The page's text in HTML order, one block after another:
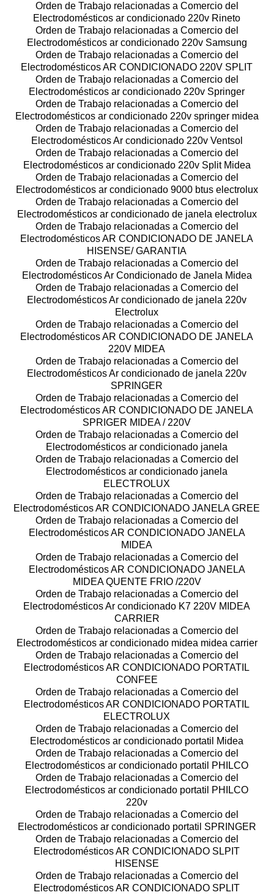
Orden de Trabajo relacionadas a Comercio del
Electrodomésticos ar condicionado 220v Rineto
Orden de Trabajo relacionadas a Comercio del
Electrodomésticos ar condicionado 220v Samsung
Orden de Trabajo relacionadas a Comercio del
Electrodomésticos AR CONDICIONADO 220V SPLIT
Orden de Trabajo relacionadas a Comercio del
Electrodomésticos ar condicionado 220v Springer
Orden de Trabajo relacionadas a Comercio del
Electrodomésticos ar condicionado 220v springer midea
Orden de Trabajo relacionadas a Comercio del
Electrodomésticos Ar condicionado 220v Ventsol
Orden de Trabajo relacionadas a Comercio del
Electrodomésticos ar condicionado 220v Split Midea
Orden de Trabajo relacionadas a Comercio del
Electrodomésticos ar condicionado 9000 btus electrolux
Orden de Trabajo relacionadas a Comercio del
Electrodomésticos ar condicionado de janela electrolux
Orden de Trabajo relacionadas a Comercio del
Electrodomésticos AR CONDICIONADO DE JANELA
HISENSE/ GARANTIA
Orden de Trabajo relacionadas a Comercio del
Electrodomésticos Ar Condicionado de Janela Midea
Orden de Trabajo relacionadas a Comercio del
Electrodomésticos Ar condicionado de janela 220v
Electrolux
Orden de Trabajo relacionadas a Comercio del
Electrodomésticos AR CONDICIONADO DE JANELA
220V MIDEA
Orden de Trabajo relacionadas a Comercio del
Electrodomésticos Ar condicionado de janela 220v
SPRINGER
Orden de Trabajo relacionadas a Comercio del
Electrodomésticos AR CONDICIONADO DE JANELA
SPRIGER MIDEA / 220V
Orden de Trabajo relacionadas a Comercio del
Electrodomésticos ar condicionado janela
Orden de Trabajo relacionadas a Comercio del
Electrodomésticos ar condicionado janela
ELECTROLUX
Orden de Trabajo relacionadas a Comercio del
Electrodomésticos AR CONDICIONADO JANELA GREE
Orden de Trabajo relacionadas a Comercio del
Electrodomésticos AR CONDICIONADO JANELA
MIDEA
Orden de Trabajo relacionadas a Comercio del
Electrodomésticos AR CONDICIONADO JANELA
MIDEA QUENTE FRIO /220V
Orden de Trabajo relacionadas a Comercio del
Electrodomésticos Ar condicionado K7 220V MIDEA
CARRIER
Orden de Trabajo relacionadas a Comercio del
Electrodomésticos ar condicionado midea midea carrier
Orden de Trabajo relacionadas a Comercio del
Electrodomésticos AR CONDICIONADO PORTATIL
CONFEE
Orden de Trabajo relacionadas a Comercio del
Electrodomésticos AR CONDICIONADO PORTATIL
ELECTROLUX
Orden de Trabajo relacionadas a Comercio del
Electrodomésticos ar condicionado portatil Midea
Orden de Trabajo relacionadas a Comercio del
Electrodomésticos ar condicionado portatil PHILCO
Orden de Trabajo relacionadas a Comercio del
Electrodomésticos ar condicionado portatil PHILCO
220v
Orden de Trabajo relacionadas a Comercio del
Electrodomésticos ar condicionado portatil SPRINGER
Orden de Trabajo relacionadas a Comercio del
Electrodomésticos AR CONDICIONADO SLPIT
HISENSE
Orden de Trabajo relacionadas a Comercio del
Electrodomésticos AR CONDICIONADO SPLIT